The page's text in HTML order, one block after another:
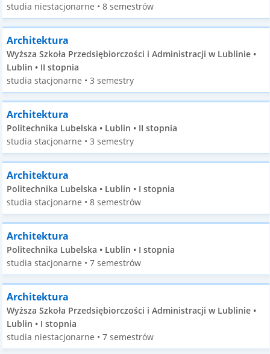
studia niestacjonarne • 8 semestrów
Architektura
Wyższa Szkoła Przedsiębiorczości i Administracji w Lublinie •
Lublin • II stopnia
studia stacjonarne • 3 semestry
Architektura
Politechnika Lubelska • Lublin • II stopnia
studia stacjonarne • 3 semestry
Architektura
Politechnika Lubelska • Lublin • I stopnia
studia stacjonarne • 8 semestrów
Architektura
Politechnika Lubelska • Lublin • I stopnia
studia stacjonarne • 7 semestrów
Architektura
Wyższa Szkoła Przedsiębiorczości i Administracji w Lublinie •
Lublin • I stopnia
studia niestacjonarne • 7 semestrów